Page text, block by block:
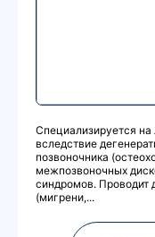
Специализируется
вследствие
позвоночника
межпозвоночных
синдромов. Проводит
(мигрени,...